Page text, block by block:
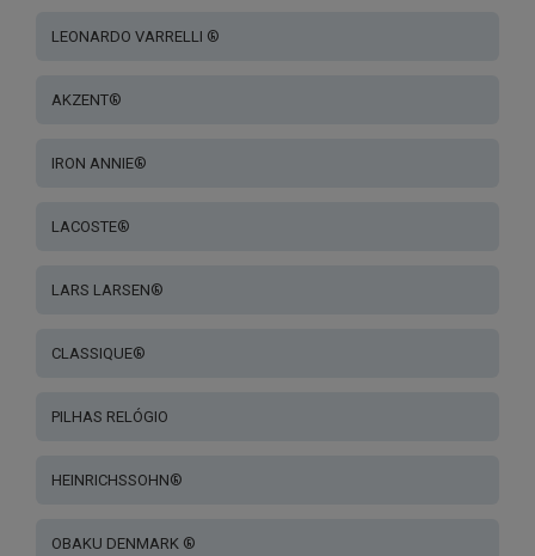
LEONARDO VARRELLI ®
AKZENT®
IRON ANNIE®
LACOSTE®
LARS LARSEN®
CLASSIQUE®
PILHAS RELÓGIO
HEINRICHSSOHN®
OBAKU DENMARK ®